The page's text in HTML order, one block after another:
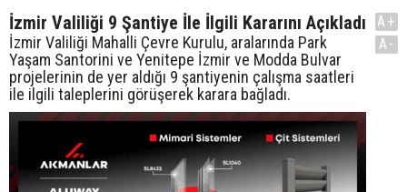
İzmir Valiliği 9 Şantiye İle İlgili Kararını Açıkladı
İzmir Valiliği Mahalli Çevre Kurulu, aralarında Park
Yaşam Santorini ve Yenitepe İzmir ve Modda Bulvar
projelerinin de yer aldığı 9 şantiyenin çalışma saatleri
ile ilgili taleplerini görüşerek karara bağladı.
A+
A-